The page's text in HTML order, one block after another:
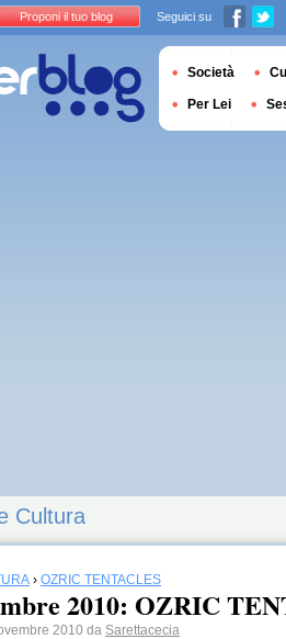
Cultura
› OZRIC TENTACLES
2010: OZRIC
2010 da Sarettacecia
Proponi il tuo blog Seguici su
Società
Per Lei